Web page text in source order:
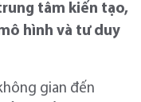
tâm kiến tạo,
hình và tư duy
gian đến